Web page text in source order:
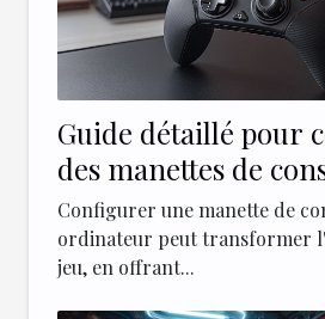
Guide détaillé pour
des manettes de
ordinateurs
Configurer une manette de
ordinateur peut transformer
jeu, en offrant...